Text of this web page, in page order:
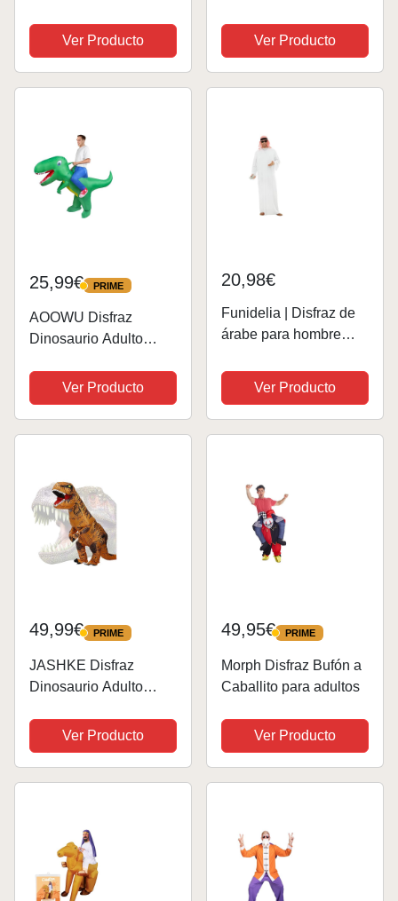
A Hombros Halloween
Ver Producto Ver Producto
25,99€ PRIME
PRIME
AOOWU Disfraz
Dinosaurio Adulto
Hinchable Adulto con
Sistema Inflable,
Disfraz Inflable Adulto,
Ver Producto
20,98€
Funidelia | Disfraz de
árabe para hombre
Dinero - Disfraz para
adultos y divertidos
accesorios para
Ver Producto
49,99€ PRIME
PRIME
JASHKE Disfraz
Dinosaurio Adulto
Hinchable Disfraz
Halloween Inflable
Disfraces Hinchables
Ver Producto
49,95€ PRIME
PRIME
Morph Disfraz Bufón a
Caballito para adultos
Ver Producto